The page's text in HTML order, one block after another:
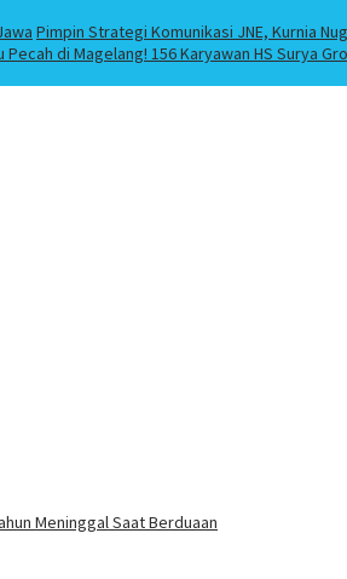
Pimpin Strategi Komunikasi JNE, Kurnia
Pecah di Magelang! 156 Karyawan HS Surya
Meninggal Saat Berduaan